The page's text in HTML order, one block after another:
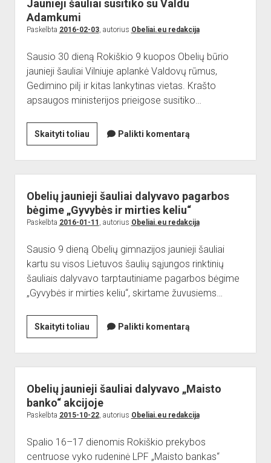
Jaunieji šauliai susitiko su Valdu
Adamkumi
Paskelbta 2016-02-03, autorius Obeliai.eu redakcija
Sausio 30 dieną Rokiškio 9 kuopos Obelių būrio
jaunieji šauliai Vilniuje aplankė Valdovų rūmus,
Gedimino pilį ir kitas lankytinas vietas. Krašto
apsaugos ministerijos prieigose susitiko…
Skaityti toliauJaunieji
šauliai
susitiko
su
Valdu
Adamkumi
Palikti komentarą
Obelių jaunieji šauliai dalyvavo pagarbos
bėgime „Gyvybės ir mirties keliu“
Paskelbta 2016-01-11 , autorius Obeliai.eu redakcija
Sausio 9 dieną Obelių gimnazijos jaunieji šauliai
kartu su visos Lietuvos šaulių sąjungos rinktinių
šauliais dalyvavo tarptautiniame pagarbos bėgime
„Gyvybės ir mirties keliu“, skirtame žuvusiems…
Skaityti toliauObelių
jaunieji
šauliai
dalyvavo
pagarbos
bėgime
„Gyvybės
mirties
keliu“
Palikti komentarą
Obelių jaunieji šauliai dalyvavo „Maisto
banko“ akcijoje
Paskelbta 2015-10-22, autorius Obeliai.eu redakcija
Spalio 16–17 dienomis Rokiškio prekybos
centruose vyko rudeninė LPF „Maisto bankas“